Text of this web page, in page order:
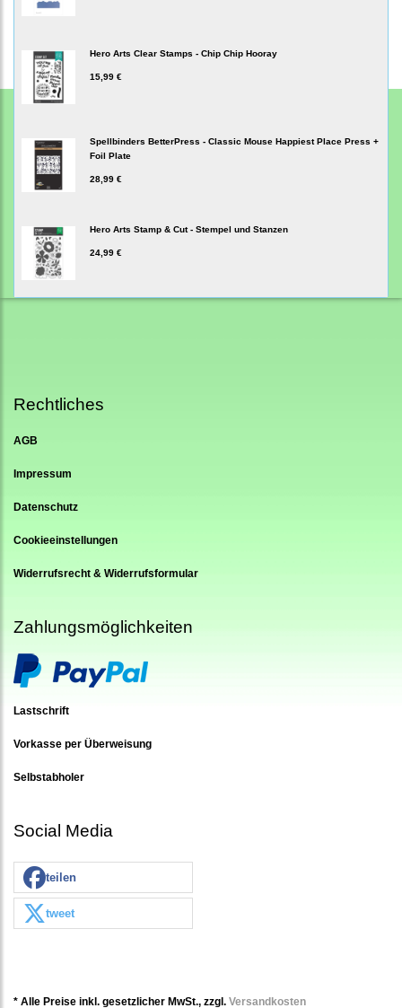
Hero Arts Clear Stamps - Chip Chip Hooray
15,99 €
Spellbinders BetterPress - Classic Mouse Happiest Place Press +
Foil Plate
28,99 €
Hero Arts Stamp & Cut - Stempel und Stanzen
24,99 €
Rechtliches
AGB
Impressum
Datenschutz
Cookieeinstellungen
Widerrufsrecht & Widerrufsformular
Zahlungsmöglichkeiten
Lastschrift
Vorkasse per Überweisung
Selbstabholer
Social Media
teilen
tweet
* Alle Preise inkl. gesetzlicher MwSt., zzgl. Versandkosten